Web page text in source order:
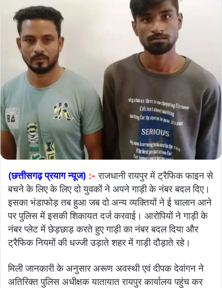
(छत्तीसगढ़ प्रयाग न्यूज) :- राजधानी रायपुर में ट्रैफिक फाइन से
बचने के लिए के लिए दो युवकों ने अपने गाड़ी के नंबर बदल दिए।
इसका भंडाफोड़ तब हुआ जब दो अन्य व्यक्तियों ने ई चालान आने
पर पुलिस में इसकी शिकायत दर्ज करवाई। आरोपियों ने गाड़ी के
नंबर प्लेट में छेड़छाड़ करते हुए गाड़ी का नंबर बदल दिया और
ट्रैफिक नियमों की धज्जी उड़ाते शहर में गाड़ी दौड़ाते रहे।
मिली जानकारी के अनुसार अरूण अवस्थी एवं दीपक देवांगन ने
अतिरिक्त पुलिस अधीक्षक यातायात रायपुर कार्यालय पहुंच कर